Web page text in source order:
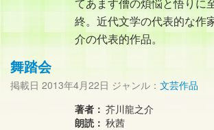
終。近代文学の代表的な作
介の代表的作品。
舞踏会
掲載日 2013年4月22日 ジャンル： 文芸作品
著者： 芥川龍之介
朗読： 秋茜